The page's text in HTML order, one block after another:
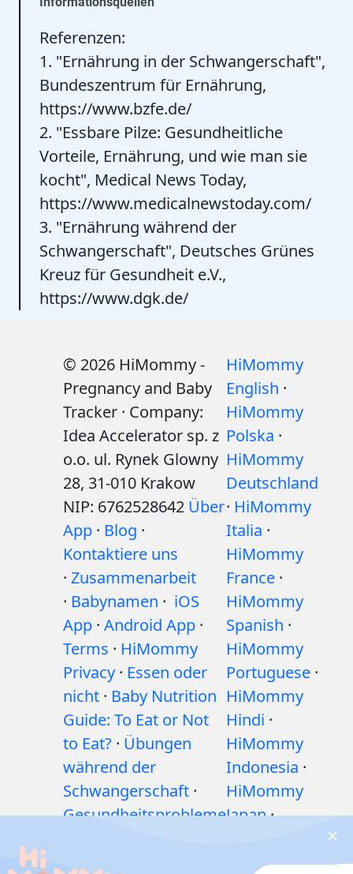
Referenzen:
1. "Ernährung in der Schwangerschaft",
Bundeszentrum für Ernährung,
https://www.bzfe.de/
2. "Essbare Pilze: Gesundheitliche
Vorteile, Ernährung, und wie man sie
kocht", Medical News Today,
https://www.medicalnewstoday.com/
3. "Ernährung während der
Schwangerschaft", Deutsches Grünes
Kreuz für Gesundheit e.V.,
https://www.dgk.de/
© 2026 HiMommy -
Pregnancy and Baby
Tracker · Company:
Idea Accelerator sp. z
o.o. ul. Rynek Glowny
28, 31-010 Krakow
NIP: 6762528642 Über
App · Blog ·
Kontaktiere uns
· Zusammenarbeit
· Babynamen · iOS
App · Android App ·
Terms · HiMommy
Privacy · Essen oder
nicht · Baby Nutrition
Guide: To Eat or Not
to Eat? · Übungen
während der
Schwangerschaft ·
Gesundheitsprobleme
HiMommy
English ·
HiMommy
Polska ·
HiMommy
Deutschland
· HiMommy
Italia ·
HiMommy
France ·
HiMommy
Spanish ·
HiMommy
Portuguese ·
HiMommy
Hindi ·
HiMommy
Indonesia ·
HiMommy
Japan·
Korea